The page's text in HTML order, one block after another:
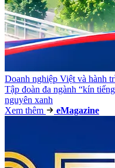
Doanh nghiệp Việt và hành
Tập đoàn đa ngành “kín
nguyên xanh
Xem thêm
eMagazine